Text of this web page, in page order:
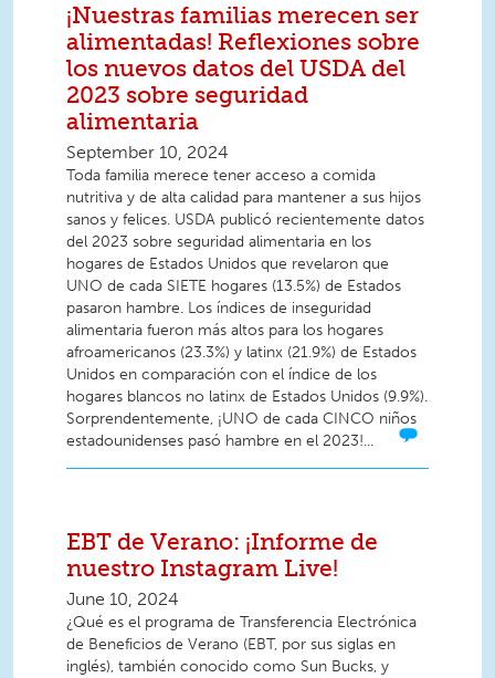
¡Nuestras familias merecen ser
alimentadas! Reflexiones sobre
los nuevos datos del USDA del
2023 sobre seguridad
alimentaria
September 10, 2024
Toda familia merece tener acceso a comida
nutritiva y de alta calidad para mantener a sus hijos
sanos y felices. USDA publicó recientemente datos
del 2023 sobre seguridad alimentaria en los
hogares de Estados Unidos que revelaron que
UNO de cada SIETE hogares (13.5%) de Estados
pasaron hambre. Los índices de inseguridad
alimentaria fueron más altos para los hogares
afroamericanos (23.3%) y latinx (21.9%) de Estados
Unidos en comparación con el índice de los
hogares blancos no latinx de Estados Unidos (9.9%).
Sorprendentemente, ¡UNO de cada CINCO niños
estadounidenses pasó hambre en el 2023!...
EBT de Verano: ¡Informe de
nuestro Instagram Live!
June 10, 2024
¿Qué es el programa de Transferencia Electrónica
de Beneficios de Verano (EBT, por sus siglas en
inglés), también conocido como Sun Bucks, y